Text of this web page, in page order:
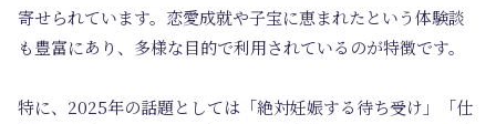
寄せられています。恋愛成就や子宝に恵まれたという体験談
も豊富にあり、多様な目的で利用されているのが特徴です。
特に、2025年の話題としては「絶対妊娠する待ち受け」「仕